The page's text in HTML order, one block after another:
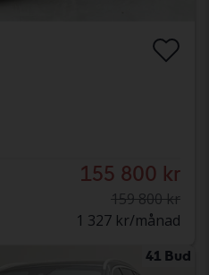
155 800 kr
159 800 kr
1 327 kr/månad
41 Bud